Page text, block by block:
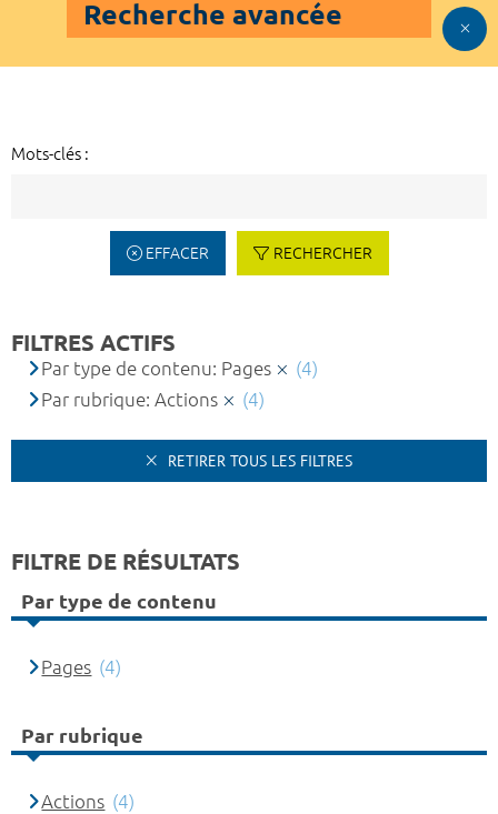
Recherche avancée
Mots-clés :
EFFACER RECHERCHER
FILTRES ACTIFS
Par type de contenu: Pages
(4)
Par rubrique: Actions
(4)
RETIRER TOUS LES FILTRES
FILTRE DE RÉSULTATS
Par type de contenu
Pages (4)
Par rubrique
Actions (4)